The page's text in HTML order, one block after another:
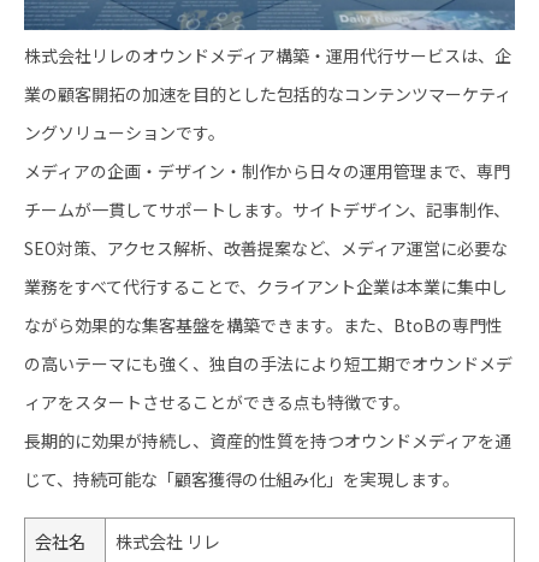
株式会社リレのオウンドメディア構築・運用代行サービスは、企
業の顧客開拓の加速を目的とした包括的なコンテンツマーケティ
ングソリューションです。
メディアの企画・デザイン・制作から日々の運用管理まで、専門
チームが一貫してサポートします。サイトデザイン、記事制作、
SEO対策、アクセス解析、改善提案など、メディア運営に必要な
業務をすべて代行することで、クライアント企業は本業に集中し
ながら効果的な集客基盤を構築できます。また、BtoBの専門性
の高いテーマにも強く、独自の手法により短工期でオウンドメデ
ィアをスタートさせることができる点も特徴です。
長期的に効果が持続し、資産的性質を持つオウンドメディアを通
じて、持続可能な「顧客獲得の仕組み化」を実現します。
会社名
株式会社 リレ